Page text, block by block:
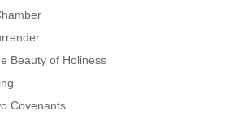
Beauty of Holiness
Covenants